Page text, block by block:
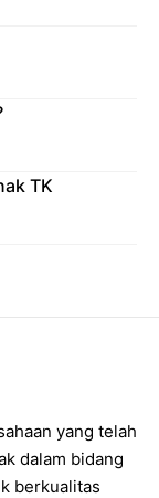
TK
yang telah
dalam bidang
berkualitas